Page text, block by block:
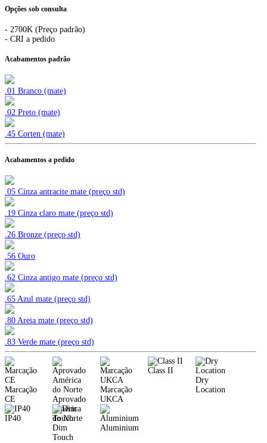
Opções sob consulta
- 2700K (Preço padrão)
- CRI a pedido
Acabamentos padrão
.01 Branco (mate)
.02 Preto (mate)
.45 Corten (mate)
Acabamentos a pedido
.05 Cinza antracite mate (preço std)
.19 Cinza claro mate (preço std)
.26 Bronze (preço std)
.56 Ouro
.62 Cinza antigo mate (preço std)
.65 Azul mate (preço std)
.80 Areia mate (preço std)
.83 Verde mate (preço std)
Marcação
CE
Aprovado
América
do Norte
Marcação
UKCA
Class II
Dry
Location
IP40
Dim
Touch
Aluminium